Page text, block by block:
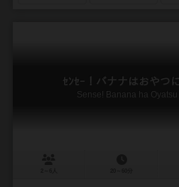
ｾﾝｾｰ！バナナはおやつ
Sense! Banana ha